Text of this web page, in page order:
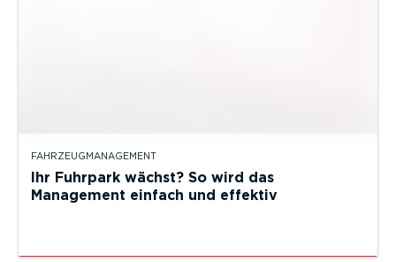
FAHRZEUGMANAGEMENT
Ihr Fuhrpark wächst? So wird das
Management einfach und effektiv